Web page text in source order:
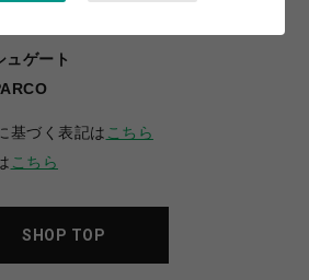
ュゲート
基づく表記は こちら
こちら
SHOP TOP